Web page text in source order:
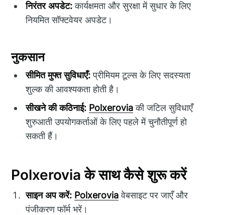
निरंतर अपडेट:कार्यक्षमता और सुरक्षा में सुधार के लिए
नियमित सॉफ्टवेयर अपडेट।
नुकसान
सीमित मुफ्त सुविधाएँ:प्रीमियम टूल्स के लिए सदस्यता
शुल्क की आवश्यकता होती है।
सीखने की कठिनाई: Polxeroviaकी जटिल सुविधाएँ
शुरुआती उपयोगकर्ताओं के लिए पहले में चुनौतीपूर्ण हो
सकती हैं।
Polxerovia के साथ कैसे शुरू करें
साइन अप करें: Polxeroviaवेबसाइट पर जाएँ और
पंजीकरण फॉर्म भरें।